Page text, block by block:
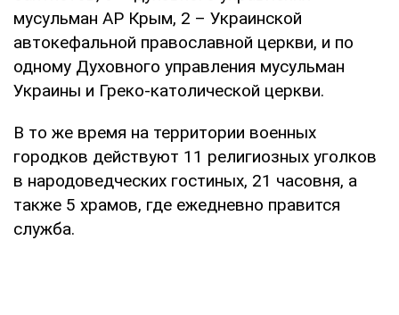
мусульман АР Крым, 2 – Украинской
автокефальной православной церкви, и по
одному Духовного управления мусульман
Украины и Греко-католической церкви.
В то же время на территории военных
городков действуют 11 религиозных уголков
в народоведческих гостиных, 21 часовня, а
также 5 храмов, где ежедневно правится
служба.